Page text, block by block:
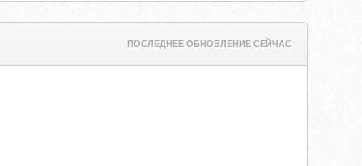
ПОСЛЕДНЕЕ ОБНОВЛЕНИЕ СЕЙЧАС